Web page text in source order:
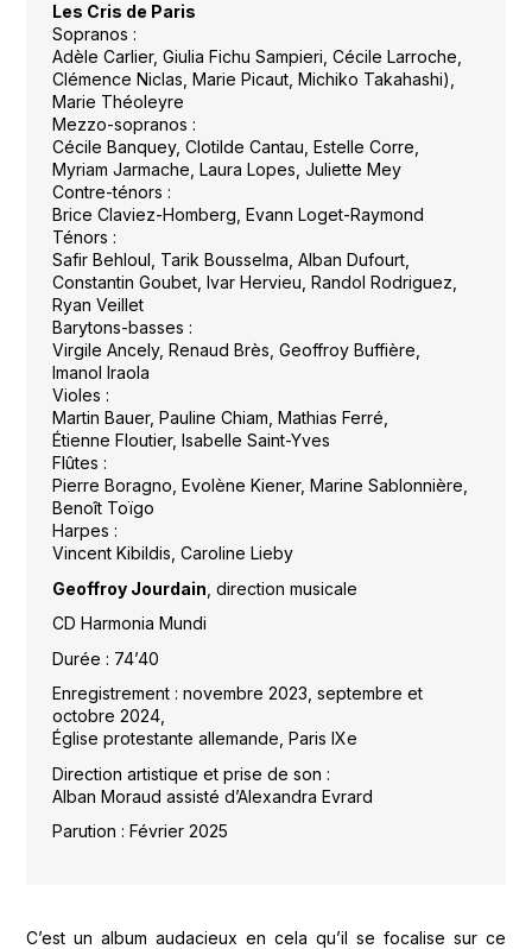
Les Cris de Paris
Sopranos :
Adèle Carlier, Giulia Fichu Sampieri, Cécile Larroche,
Clémence Niclas, Marie Picaut, Michiko Takahashi),
Marie Théoleyre
Mezzo-sopranos :
Cécile Banquey, Clotilde Cantau, Estelle Corre,
Myriam Jarmache, Laura Lopes, Juliette Mey
Contre-ténors :
Brice Claviez-Homberg, Evann Loget-Raymond
Ténors :
Safir Behloul, Tarik Bousselma, Alban Dufourt,
Constantin Goubet, Ivar Hervieu, Randol Rodriguez,
Ryan Veillet
Barytons-basses :
Virgile Ancely, Renaud Brès, Geoffroy Buffière,
Imanol Iraola
Violes :
Martin Bauer, Pauline Chiam, Mathias Ferré,
Étienne Floutier, Isabelle Saint-Yves
Flûtes :
Pierre Boragno, Evolène Kiener, Marine Sablonnière,
Benoît Toïgo
Harpes :
Vincent Kibildis, Caroline Lieby
Geoffroy Jourdain , direction musicale
CD Harmonia Mundi
Durée : 74’40
Enregistrement : novembre 2023, septembre et
octobre 2024,
Église protestante allemande, Paris IXe
Direction artistique et prise de son :
Alban Moraud assisté d’Alexandra Evrard
Parution : Février 2025
C’est un album audacieux en cela qu’il se focalise sur ce